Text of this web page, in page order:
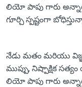
లియో పాపు గారు
గూర్చి స్పష్టంగా
నేడు మతం మరియు
ముప్పు, నిష్పాక్షిక
లియో పాపు గారు